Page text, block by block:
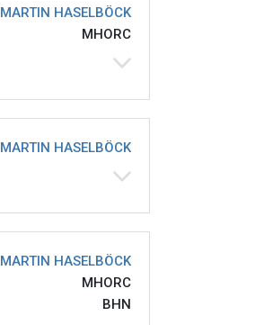
MARTIN HASELBÖCK
MHORC
MARTIN HASELBÖCK
MARTIN HASELBÖCK
MHORC
BHN